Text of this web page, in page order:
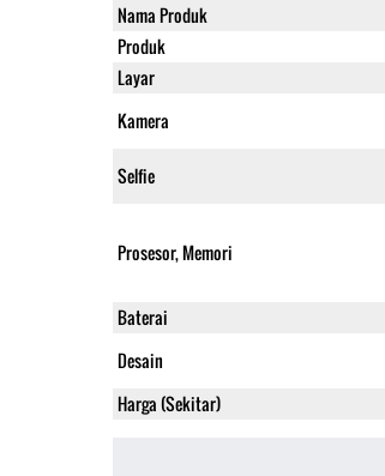
Nama Produk
Produk
Layar
Kamera
Selfie
Prosesor, Memori
Baterai
Desain
Harga (Sekitar)